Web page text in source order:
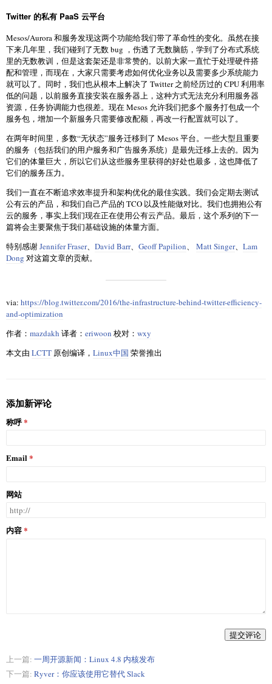
Twitter 的私有 PaaS 云平台
Mesos/Aurora 和服务发现这两个功能给我们带了革命性的变化。虽然在接
下来几年里，我们碰到了无数 bug ，伤透了无数脑筋，学到了分布式系统
里的无数教训，但是这套架还是非常赞的。以前大家一直忙于处理硬件搭
配和管理，而现在，大家只需要考虑如何优化业务以及需要多少系统能力
就可以了。同时，我们也从根本上解决了 Twitter 之前经历过的 CPU 利用率
低的问题，以前服务直接安装在服务器上，这种方式无法充分利用服务器
资源，任务协调能力也很差。现在 Mesos 允许我们把多个服务打包成一个
服务包，增加一个新服务只需要修改配额，再改一行配置就可以了。
在两年时间里，多数“无状态”服务迁移到了 Mesos 平台。一些大型且重要
的服务（包括我们的用户服务和广告服务系统）是最先迁移上去的。因为
它们的体量巨大，所以它们从这些服务里获得的好处也最多，这也降低了
它们的服务压力。
我们一直在不断追求效率提升和架构优化的最佳实践。我们会定期去测试
公有云的产品，和我们自己产品的 TCO 以及性能做对比。我们也拥抱公有
云的服务，事实上我们现在正在使用公有云产品。最后，这个系列的下一
篇将会主要聚焦于我们基础设施的体量方面。
特别感谢Jennifer Fraser、 David Barr、 Geoff Papilion、 Matt Singer、 Lam
Dong 对这篇文章的贡献。
via: https://blog.twitter.com/2016/the-infrastructure-behind-twitter-efficiency-
and-optimization
作者： mazdakh 译者： eriwoon 校对： wxy
本文由 LCTT 原创编译， Linux中国 荣誉推出
添加新评论
称呼
Email
网站
内容
提交评论
上一篇: 一周开源新闻：Linux 4.8 内核发布
下一篇: Ryver：你应该使用它替代 Slack